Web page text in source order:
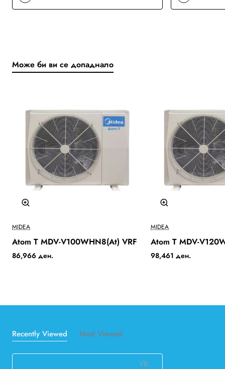
Може би ви се допаднало
MIDEA
Atom T MDV-V100WHN8(At) VRF
86,966 ден.
MIDEA
Atom T MDV-
98,461 ден.
Recently Viewed Most Viewed
V8M MV8M-100WV2N1 Mini VRF